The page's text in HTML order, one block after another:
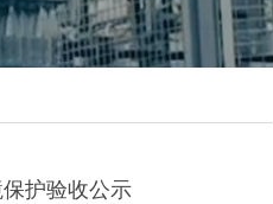
护验收公示